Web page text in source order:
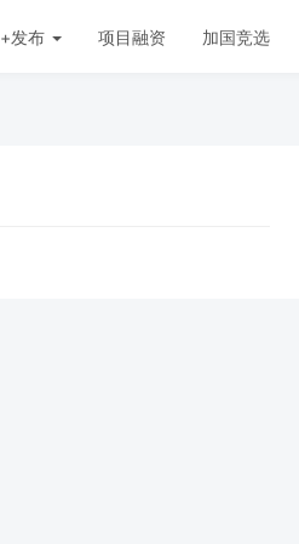
+发布 项目融资 加国竞选